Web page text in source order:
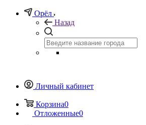
Орёл
Назад
Личный кабинет
Корзина0
Отложенные0